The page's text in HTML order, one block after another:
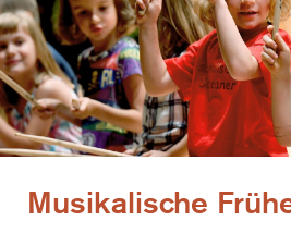
Musikalische